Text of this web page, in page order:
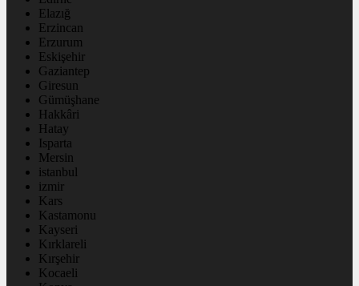
Elazığ
Erzincan
Erzurum
Eskişehir
Gaziantep
Giresun
Gümüşhane
Hakkâri
Hatay
Isparta
Mersin
istanbul
izmir
Kars
Kastamonu
Kayseri
Kırklareli
Kırşehir
Kocaeli